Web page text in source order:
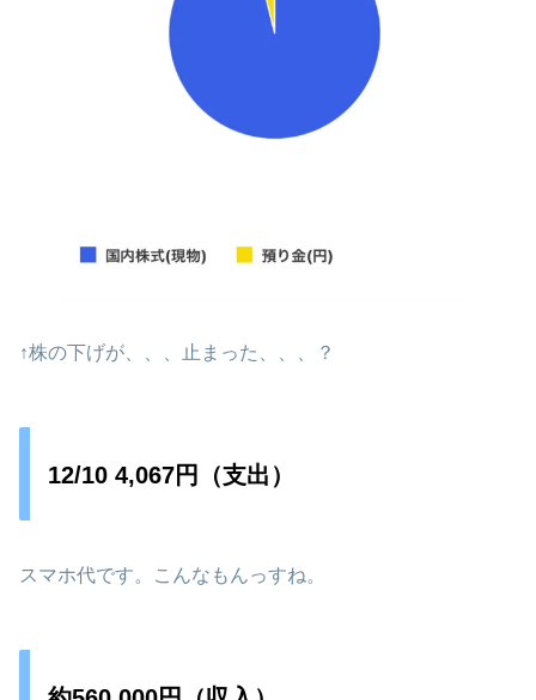
↑株の下げが、、、止まった、、、？
12/10 4,067円（支出）
スマホ代です。こんなもんっすね。